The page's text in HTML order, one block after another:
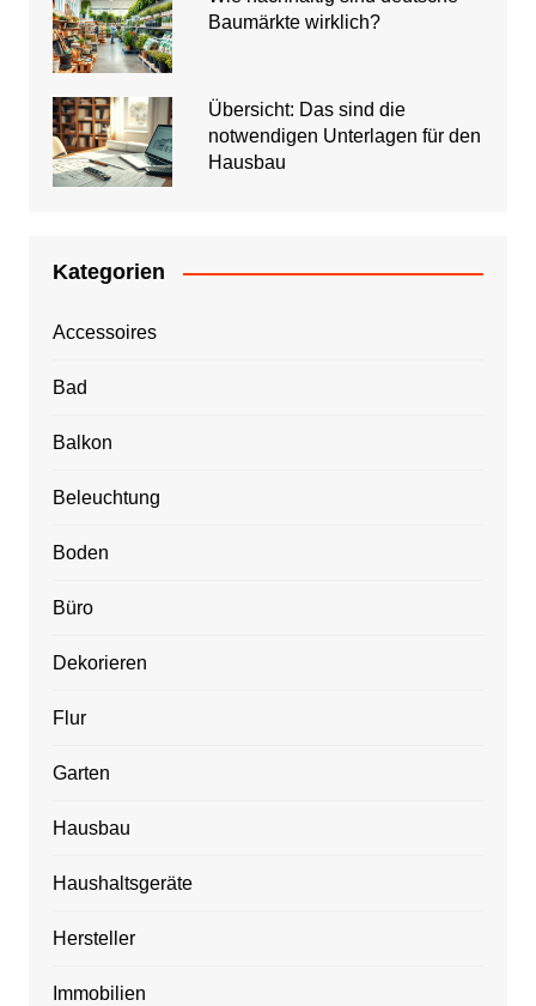
Baumärkte wirklich?
Übersicht: Das sind die
notwendigen Unterlagen für den
Hausbau
Kategorien
Accessoires
Bad
Balkon
Beleuchtung
Boden
Büro
Dekorieren
Flur
Garten
Hausbau
Haushaltsgeräte
Hersteller
Immobilien